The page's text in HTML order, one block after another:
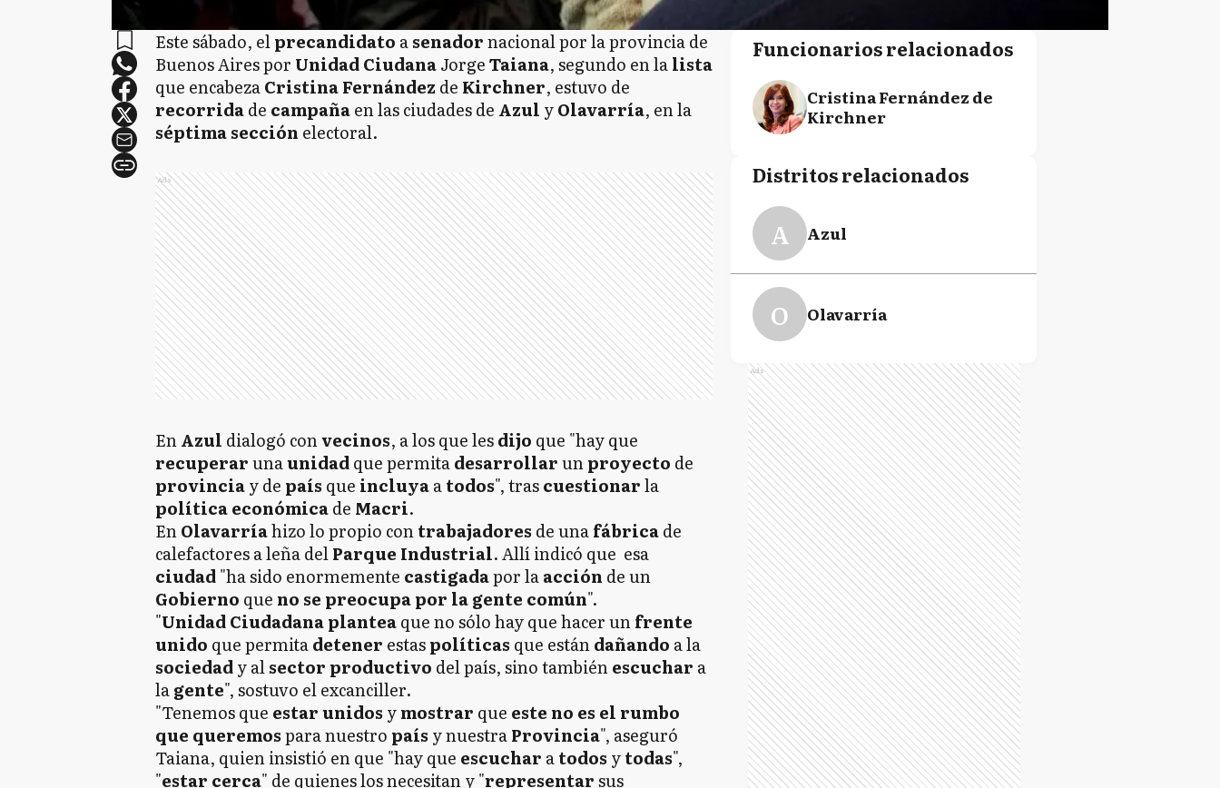
Este sábado, elprecandidato asenadornacional por la provincia de
Buenos Aires por Unidad CiudanaJorgeTaiana, segundo en lalista
que encabezaCristina Fernández de Kirchner, estuvo de
recorridade campañaen las ciudades de Azul yOlavarría, en la
séptima sección electoral.
Ads
EnAzul dialogó convecinos, a los que lesdijo que "hay que
recuperarunaunidadque permitadesarrollarunproyecto de
provinciay de país que incluyaatodos", trascuestionarla
política económicade Macri.
EnOlavarríahizo lo propio contrabajadores de unafábricade
calefactores a leña delParque Industrial. Allí indicó que esa
ciudad"ha sido enormemente castigadapor laacción de un
Gobierno que no se preocupa por la gente común".
"UnidadCiudadana planteaque no sólo hay que hacer unfrente
unido que permitadetener estaspolíticas que estándañando a la
sociedady alsector productivo del país, sino tambiénescuchar a
lagente", sostuvo el excanciller.
"Tenemos que estar unidos ymostrar que este no es el rumbo
que queremospara nuestro país y nuestraProvincia", aseguró
Taiana, quien insistió en que "hay que escuchar atodos ytodas",
"estar cerca" de quienes los necesitan y "representarsus
Funcionarios relacionados
Cristina Fernández de
Kirchner
Distritos relacionados
A Azul
O Olavarría
Ads